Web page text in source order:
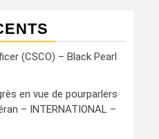
(CSCO) – Black Pearl
en vue de pourparlers
– INTERNATIONAL –